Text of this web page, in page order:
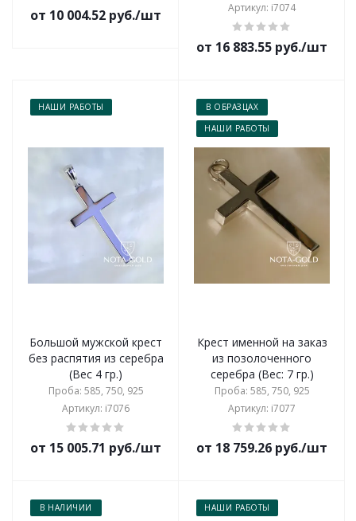
от 10 004.52 руб./шт
Артикул: i7074
от 16 883.55 руб./шт
НАШИ РАБОТЫ
Большой мужской крест
без распятия из серебра
(Вес 4 гр.)
Проба: 585, 750, 925
Артикул: i7076
от 15 005.71 руб./шт
В ОБРАЗЦАХ
НАШИ РАБОТЫ
Крест именной на заказ
из позолоченного
серебра (Вес: 7 гр.)
Проба: 585, 750, 925
Артикул: i7077
от 18 759.26 руб./шт
В НАЛИЧИИ
НАШИ РАБОТЫ